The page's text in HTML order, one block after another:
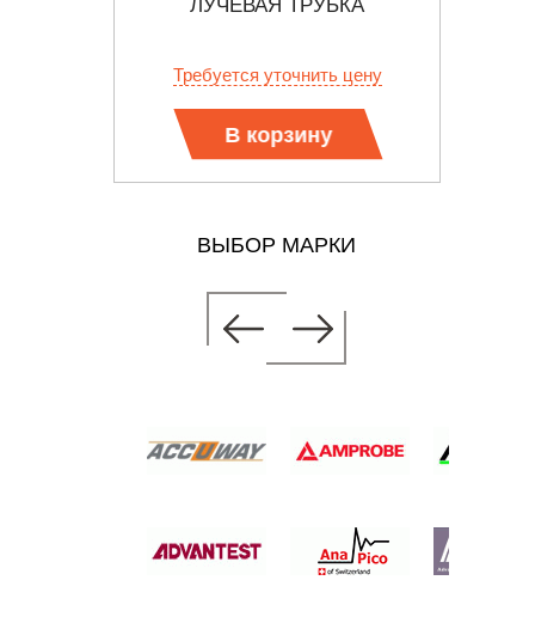
ЛУЧЕВАЯ ТРУБКА
Требуется уточнить цену
В корзину
ВЫБОР МАРКИ